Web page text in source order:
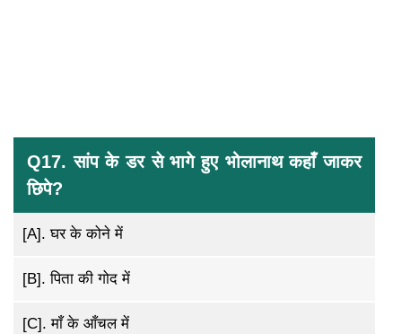
Q17. सांप के डर से भागे हुए भोलानाथ कहाँ जाकर
छिपे?
[A].घर के कोने में
[B].पिता की गोद में
[C].माँ के आँचल में